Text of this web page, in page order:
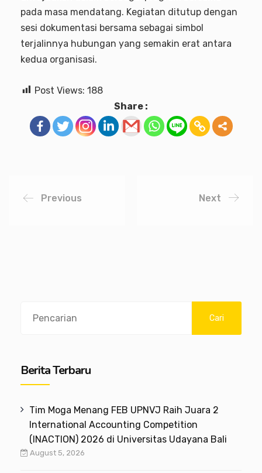
pada masa mendatang. Kegiatan ditutup dengan
sesi dokumentasi bersama sebagai simbol
terjalinnya hubungan yang semakin erat antara
kedua organisasi.
Post Views: 188
Share :
Previous Next
Cari
Berita Terbaru
Tim Moga Menang FEB UPNVJ Raih Juara 2
International Accounting Competition
(INACTION) 2026 di Universitas Udayana Bali
August 5, 2026